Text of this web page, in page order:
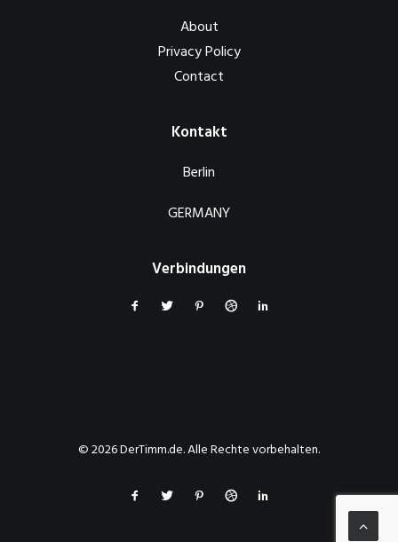
About
Privacy Policy
Contact
Kontakt
Berlin
GERMANY
Verbindungen
© 2026 DerTimm.de. Alle Rechte vorbehalten.